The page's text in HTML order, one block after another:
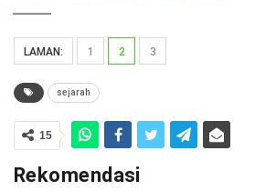
LAMAN: 1 2 3
sejarah
15
Rekomendasi